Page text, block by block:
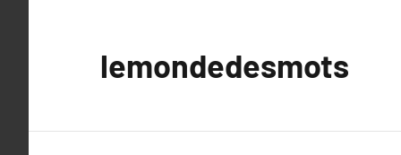
lemondedesmots